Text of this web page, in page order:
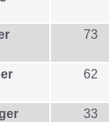
73
62
33